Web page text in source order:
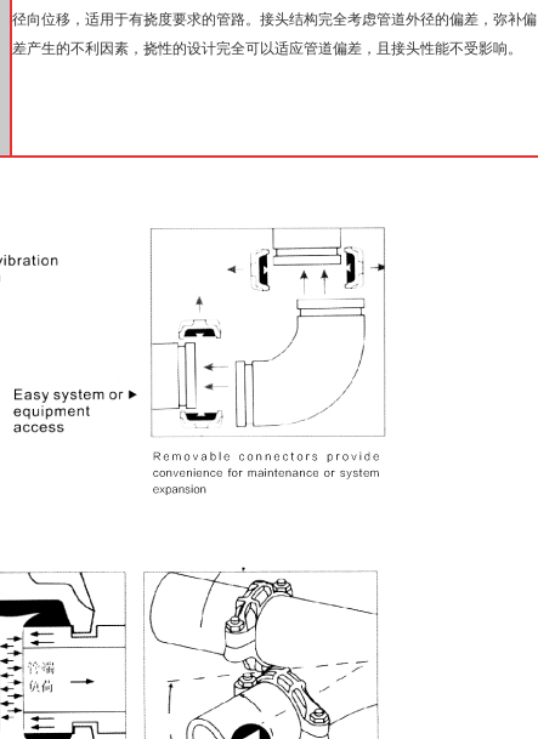
径向位移，适用于有挠度要求的管路。接头结构完全考虑管道外径的偏差，弥补偏
差产生的不利因素，挠性的设计完全可以适应管道偏差，且接头性能不受影响。